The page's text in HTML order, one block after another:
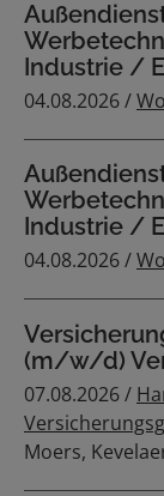
Industrie /
04.08.2026 /
Industrie /
04.08.2026 /
(m/w/d)
07.08.2026 /
Moers,